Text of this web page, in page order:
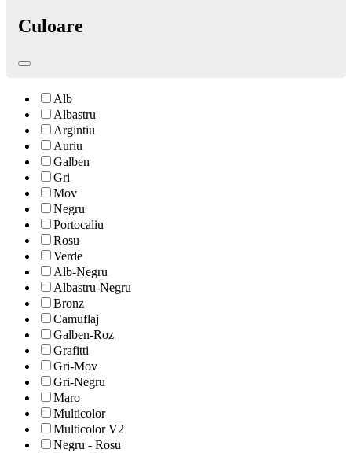
Culoare
Alb
Albastru
Argintiu
Auriu
Galben
Gri
Mov
Negru
Portocaliu
Rosu
Verde
Alb-Negru
Albastru-Negru
Bronz
Camuflaj
Galben-Roz
Grafitti
Gri-Mov
Gri-Negru
Maro
Multicolor
Multicolor V2
Negru - Rosu